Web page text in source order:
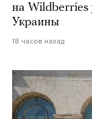
на Wildberries
Украины
18 часов назад